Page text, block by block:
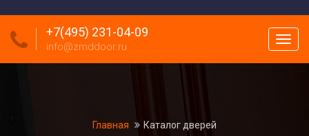
меню
+7(495) 231-04-09
info@zmddoor.ru
Главная Каталог дверей